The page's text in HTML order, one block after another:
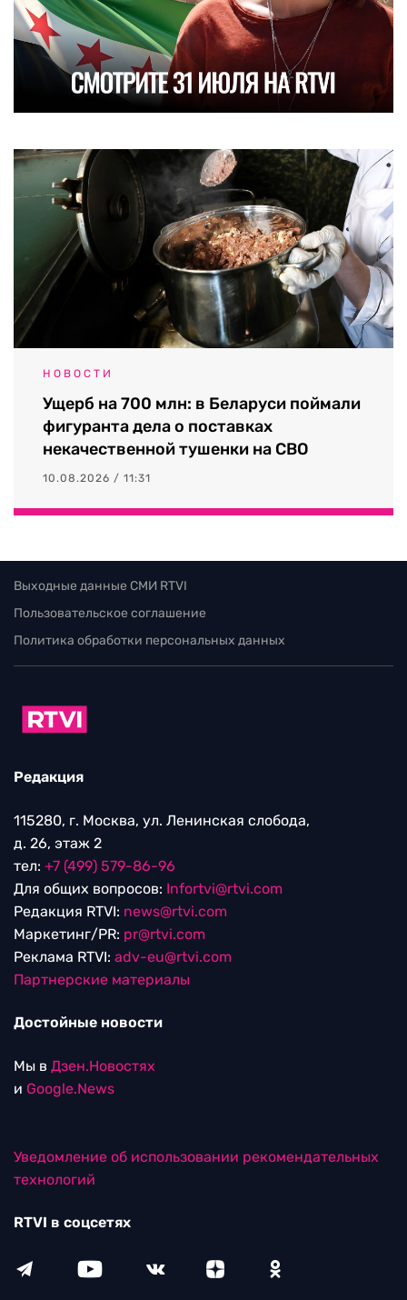
НОВОСТИ
Ущерб на 700 млн: в Беларуси поймали
фигуранта дела о поставках
некачественной тушенки на СВО
10.08.2026 / 11:31
Выходные данные СМИ RTVI
Пользовательское соглашение
Политика обработки персональных данных
Редакция
115280, г. Москва, ул. Ленинская слобода,
д. 26, этаж 2
тел: +7 (499) 579-86-96
Для общих вопросов: Infortvi@rtvi.com
Редакция RTVI: news@rtvi.com
Маркетинг/PR: pr@rtvi.com
Реклама RTVI: adv-eu@rtvi.com
Партнерские материалы
Достойные новости
Мы в Дзен.Новостях
и Google.News
Уведомление об использовании рекомендательных
технологий
RTVI в соцсетях